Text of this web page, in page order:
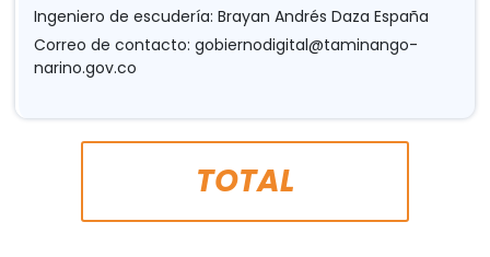
Ingeniero de escudería: Brayan Andrés Daza España
Correo de contacto: gobiernodigital@taminango-
narino.gov.co
TOTAL